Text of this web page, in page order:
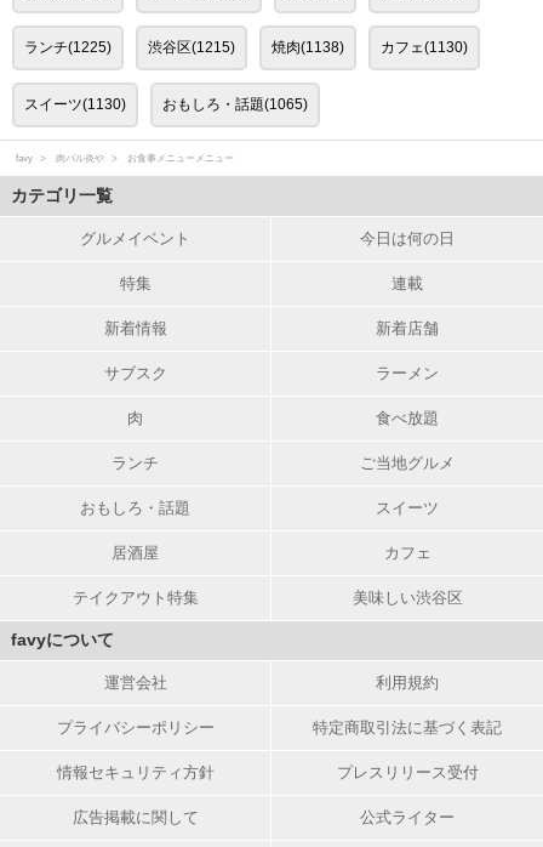
ランチ(1225) 渋谷区(1215) 焼肉(1138) カフェ(1130)
スイーツ(1130) おもしろ・話題(1065)
favy 肉バル炎や お食事メニューメニュー
カテゴリ一覧
グルメイベント 今日は何の日
特集 連載
新着情報 新着店舗
サブスク ラーメン
肉 食べ放題
ランチ ご当地グルメ
おもしろ・話題 スイーツ
居酒屋 カフェ
テイクアウト特集 美味しい渋谷区
favyについて
運営会社 利用規約
プライバシーポリシー 特定商取引法に基づく表記
情報セキュリティ方針 プレスリリース受付
広告掲載に関して 公式ライター